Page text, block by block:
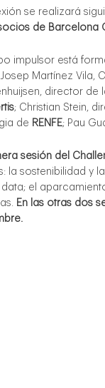
se realizará
de Barcelona
impulsor está
Josep Martínez Vila,
director de
; Christian Stein,
de RENFE; Pau
sesión del
la sostenibilidad y la
el
En las otras dos